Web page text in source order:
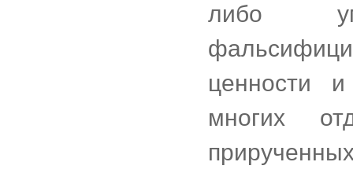
либо
ценности
многих